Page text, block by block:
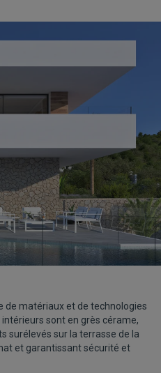
de matériaux et de technologies
sont en grès cérame,
surélevés sur la terrasse de la
et garantissant sécurité et